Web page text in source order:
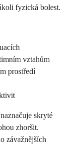
fyzická bolest.
vztahům
prostředí
skryté
zhoršit.
závažnějších